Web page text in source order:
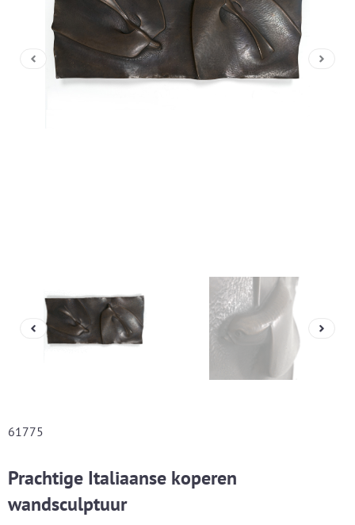
61775
Prachtige Italiaanse koperen
wandsculptuur